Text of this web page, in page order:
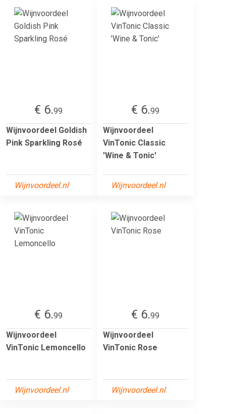
€ 6.99
Wijnvoordeel Goldish
Pink Sparkling Rosé
Wijnvoordeel.nl
€ 6.99
Wijnvoordeel
VinTonic Classic
'Wine & Tonic'
Wijnvoordeel.nl
€ 6.99
Wijnvoordeel
VinTonic Lemoncello
Wijnvoordeel.nl
€ 6.99
Wijnvoordeel
VinTonic Rose
Wijnvoordeel.nl